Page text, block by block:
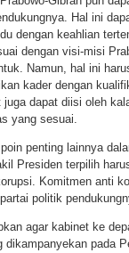
Hal ini
dengan keahlian
dengan visi-misi
Namun, hal ini
kader dengan
dapat diisi oleh
yang sesuai.
penting lainnya
Presiden terpilih
Komitmen anti
politik
agar kabinet ke
dikampanyekan pada